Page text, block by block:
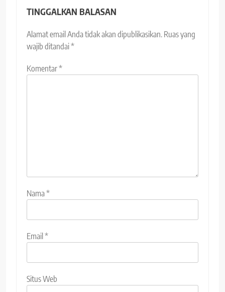
TINGGALKAN BALASAN
Alamat email Anda tidak akan dipublikasikan. Ruas yang
wajib ditandai*
Komentar*
Nama*
Email*
Situs Web